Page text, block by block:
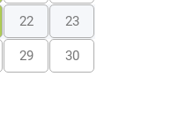
22 23
29 30